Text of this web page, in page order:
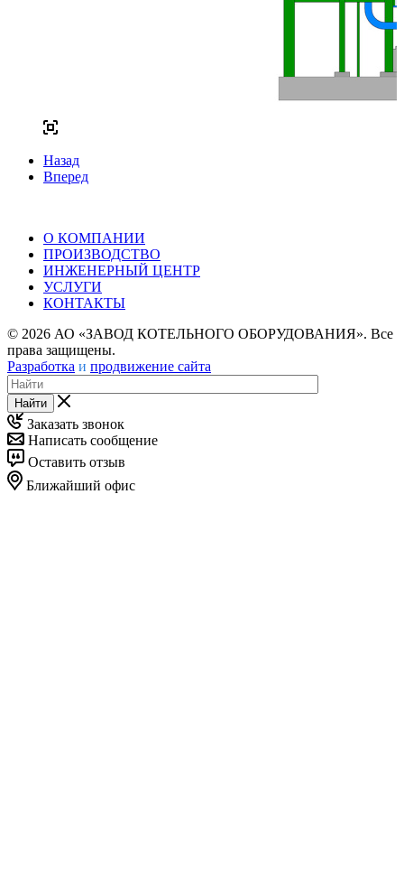
Назад
Вперед
О КОМПАНИИ
ПРОИЗВОДСТВО
ИНЖЕНЕРНЫЙ ЦЕНТР
УСЛУГИ
КОНТАКТЫ
© 2026 АО «ЗАВОД КОТЕЛЬНОГО ОБОРУДОВАНИЯ». Все
права защищены.
Разработка и продвижение сайта
Найти
Заказать звонок
Написать сообщение
Оставить отзыв
Ближайший офис